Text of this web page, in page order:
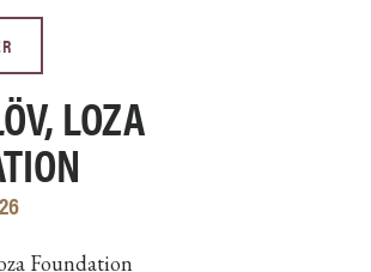
LOZA